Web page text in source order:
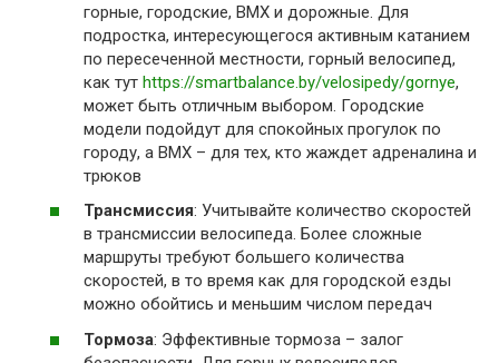
горные, городские, BMX и дорожные. Для
подростка, интересующегося активным катанием
по пересеченной местности, горный велосипед,
как тут https://smartbalance.by/velosipedy/gornye,
может быть отличным выбором. Городские
модели подойдут для спокойных прогулок по
городу, а BMX – для тех, кто жаждет адреналина и
трюков
Трансмиссия: Учитывайте количество скоростей
в трансмиссии велосипеда. Более сложные
маршруты требуют большего количества
скоростей, в то время как для городской езды
можно обойтись и меньшим числом передач
Тормоза: Эффективные тормоза – залог